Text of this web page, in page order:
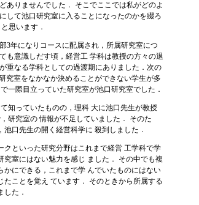
ありませんでした． そこでここでは私がどのよ
して池口研究室に入ることになったのかを綴ろ
と思います．
3年になりコースに配属され，所属研究室につ
も意識しだす頃，経営工 学科は教授の方々の退
重なる学科としての過渡期にありました．次の
究室をなかなか決めることができない学生が多
一際目立っていた研究室が池口研究室でした．
知っていたものの，理科 大に池口先生が教授
研究室の 情報が不足していました． そのた
口先生の開く経営科学に 殺到しました．
といった研究分野はこれまで経営 工学科で学
室にはない魅力を感じ ました． その中でも複
にできる，これまで学 んでいたものにはない
ことを覚え ています． そのときから所属する
た．